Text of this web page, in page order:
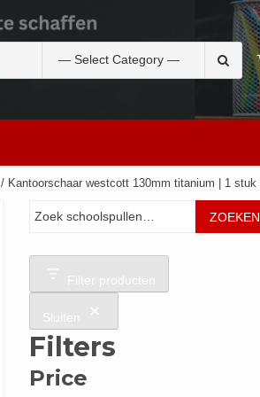
naar:
/ Kantoorschaar westcott 130mm titanium | 1 stuk
ZOEKEN
Filter producten
Sluiten
Filters
Price